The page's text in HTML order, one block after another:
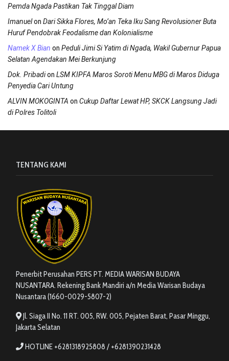
Pemda Ngada Pastikan Tak Tinggal Diam
Imanuelon Dari Sikka Flores, Mo’an Teka Iku Sang Revolusioner Buta
Huruf Pendobrak Feodalisme dan Kolonialisme
Namek X Bian on Peduli Jimi Si Yatim di Ngada, Wakil Gubernur Papua
Selatan Agendakan Mei Berkunjung
Dok. Pribadion LSM KIPFA Maros Soroti Menu MBG di Maros Diduga
Penyedia Cari Untung
ALVIN MOKOGINTA on Cukup Daftar Lewat HP, SKCK Langsung Jadi
di Polres Tolitoli
TENTANG KAMI
Penerbit Perusahan PERS PT. MEDIA WARISAN BUDAYA
NUSANTARA. Rekening Bank Mandiri a/n Media Warisan Budaya
Nusantara (1660-0029-5807-2)
Jl. Siaga II No. 11 RT. 005, RW. 005, Pejaten Barat, Pasar Minggu,
Jakarta Selatan
HOTLINE +6281318925808 / +6281390231428